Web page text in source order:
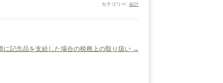
カテゴリー: 会計
に記念品を支給した場合の税務上の取り扱い →